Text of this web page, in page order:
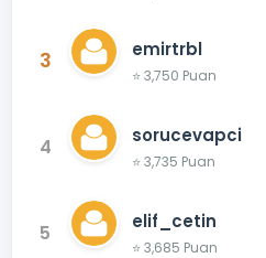
3 emirtrbl
⭐ 3,750 Puan
4 sorucevapci
⭐ 3,735 Puan
5 elif_cetin
⭐ 3,685 Puan